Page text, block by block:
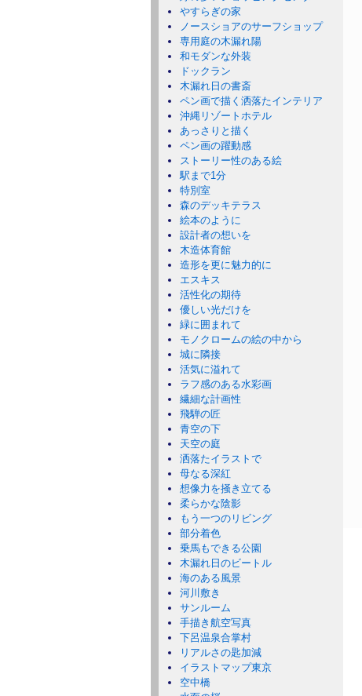
やすらぎの家
ノースショアのサーフショップ
専用庭の木漏れ陽
和モダンな外装
ドックラン
木漏れ日の書斎
ペン画で描く洒落たインテリア
沖縄リゾートホテル
あっさりと描く
ペン画の躍動感
ストーリー性のある絵
駅まで1分
特別室
森のデッキテラス
絵本のように
設計者の想いを
木造体育館
造形を更に魅力的に
エスキス
活性化の期待
優しい光だけを
緑に囲まれて
モノクロームの絵の中から
城に隣接
活気に溢れて
ラフ感のある水彩画
繊細な計画性
飛騨の匠
青空の下
天空の庭
洒落たイラストで
母なる深紅
想像力を掻き立てる
柔らかな陰影
もう一つのリビング
部分着色
乗馬もできる公園
木漏れ日のビートル
海のある風景
河川敷き
サンルーム
手描き航空写真
下呂温泉合掌村
リアルさの匙加減
イラストマップ東京
空中橋